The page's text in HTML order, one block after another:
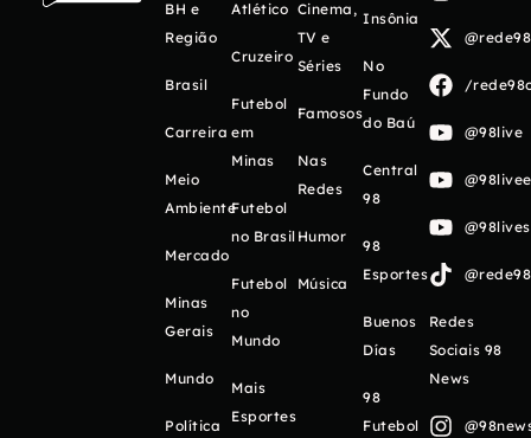
BH e
Região
Brasil
Carreira
Meio
Ambiente
Mercado
Minas
Gerais
Mundo
Política
Atlético
Cruzeiro
Futebol
em
Minas
Futebol
no Brasil
Futebol
no
Mundo
Mais
Esportes
Cinema,
TV e
Séries
Famosos
Nas
Redes
Humor
Música
Insônia
No
Fundo
do Baú
Central
98
98
Esportes
Buenos
Días
98
Futebol
/
@98live
Redes
Sociais 98
News